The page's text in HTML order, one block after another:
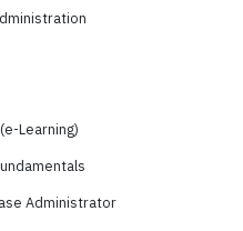
Learning)
Administrator